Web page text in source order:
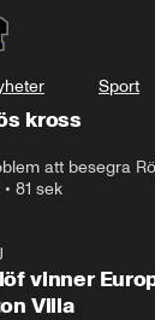
Sport
kross
att besegra
• 81 sek
vinner
Villa